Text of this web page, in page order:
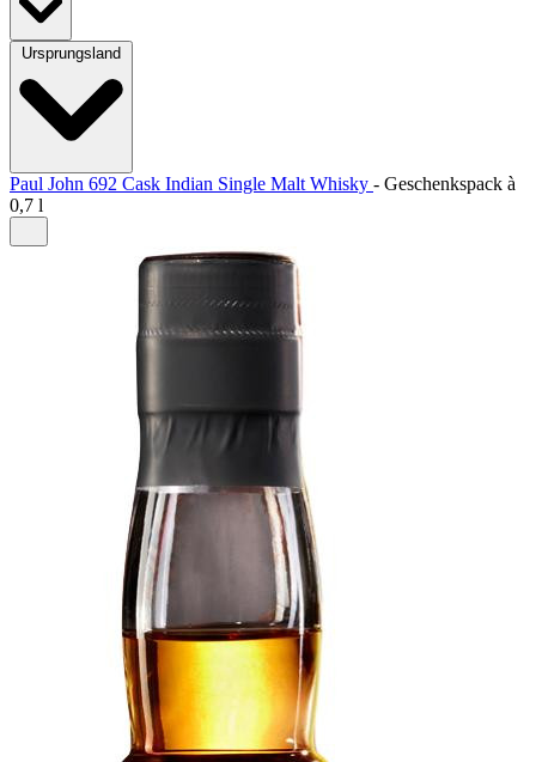
Ursprungsland
Paul John 692 Cask Indian Single Malt Whisky - Geschenkspack à
0,7 l